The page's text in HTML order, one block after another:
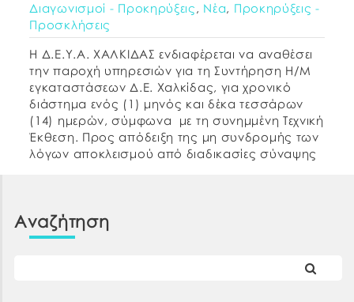
Διαγωνισμοί - Προκηρύξεις , Νέα, Προκηρύξεις -
Προσκλήσεις
Η Δ.Ε.Υ.Α. ΧΑΛΚΙΔΑΣ ενδιαφέρεται να αναθέσει
την παροχή υπηρεσιών για τη Συντήρηση Η/Μ
εγκαταστάσεων Δ.Ε. Χαλκίδας, για χρονικό
διάστημα ενός (1) μηνός και δέκα τεσσάρων
(14) ημερών, σύμφωνα με τη συνημμένη Τεχνική
Έκθεση. Προς απόδειξη της μη συνδρομής των
λόγων αποκλεισμού από διαδικασίες σύναψης
Αναζήτηση